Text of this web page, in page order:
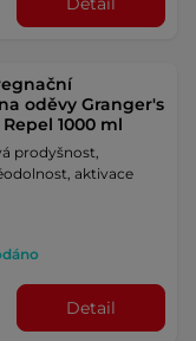
oděvy Granger's
1000 ml
prodyšnost,
aktivace
Detail